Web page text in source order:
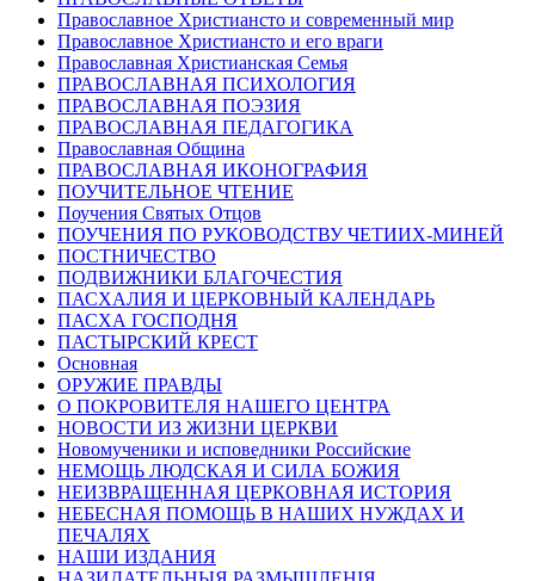
Православное Христиансто и современный мир
Православное Христиансто и его враги
Православная Христианская Семья
ПРАВОСЛАВНАЯ ПСИХОЛОГИЯ
ПРАВОСЛАВНАЯ ПОЭЗИЯ
ПРАВОСЛАВНАЯ ПЕДАГОГИКА
Православная Община
ПРАВОСЛАВНАЯ ИКОНОГРАФИЯ
ПОУЧИТЕЛЬНОЕ ЧТЕНИЕ
Поучения Святых Отцов
ПОУЧЕНИЯ ПО РУКОВОДСТВУ ЧЕТИИХ-МИНЕЙ
ПОСТНИЧЕСТВО
ПОДВИЖНИКИ БЛАГОЧЕСТИЯ
ПАСХАЛИЯ И ЦЕРКОВНЫЙ КАЛЕНДАРЬ
ПАСХА ГОСПОДНЯ
ПАСТЫРСКИЙ КРЕСТ
Основная
ОРУЖИЕ ПРАВДЫ
О ПОКРОВИТЕЛЯ НАШЕГО ЦЕНТРА
НОВОСТИ ИЗ ЖИЗНИ ЦЕРКВИ
Новомученики и исповедники Российские
НЕМОЩЬ ЛЮДСКАЯ И СИЛА БОЖИЯ
НЕИЗВРАЩЕННАЯ ЦЕРКОВНАЯ ИСТОРИЯ
НЕБЕСНАЯ ПОМОЩЬ В НАШИХ НУЖДАХ И
ПЕЧАЛЯХ
НАШИ ИЗДАНИЯ